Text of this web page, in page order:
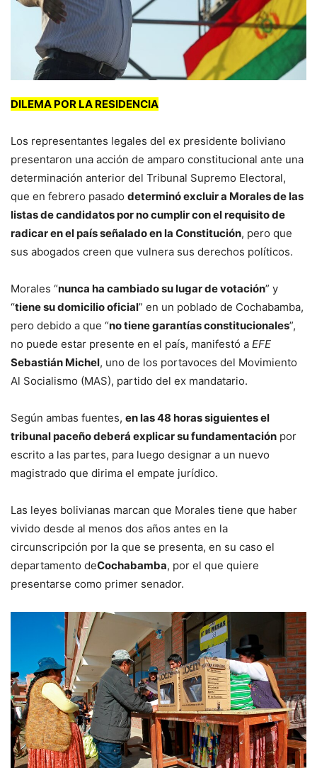
DILEMA POR LA RESIDENCIA
Los representantes legales del ex presidente boliviano
presentaron una acción de amparo constitucional ante una
determinación anterior del Tribunal Supremo Electoral,
que en febrero pasado determinó excluir a Morales de las
listas de candidatos por no cumplir con el requisito de
radicar en el país señalado en la Constitución, pero que
sus abogados creen que vulnera sus derechos políticos.
Morales “nunca ha cambiado su lugar de votación” y
“tiene su domicilio oficial” en un poblado de Cochabamba,
pero debido a que “no tiene garantías constitucionales”,
no puede estar presente en el país, manifestó a EFE
Sebastián Michel, uno de los portavoces del Movimiento
Al Socialismo (MAS), partido del ex mandatario.
Según ambas fuentes, en las 48 horas siguientes el
tribunal paceño deberá explicar su fundamentación por
escrito a las partes, para luego designar a un nuevo
magistrado que dirima el empate jurídico.
Las leyes bolivianas marcan que Morales tiene que haber
vivido desde al menos dos años antes en la
circunscripción por la que se presenta, en su caso el
departamento deCochabamba, por el que quiere
presentarse como primer senador.